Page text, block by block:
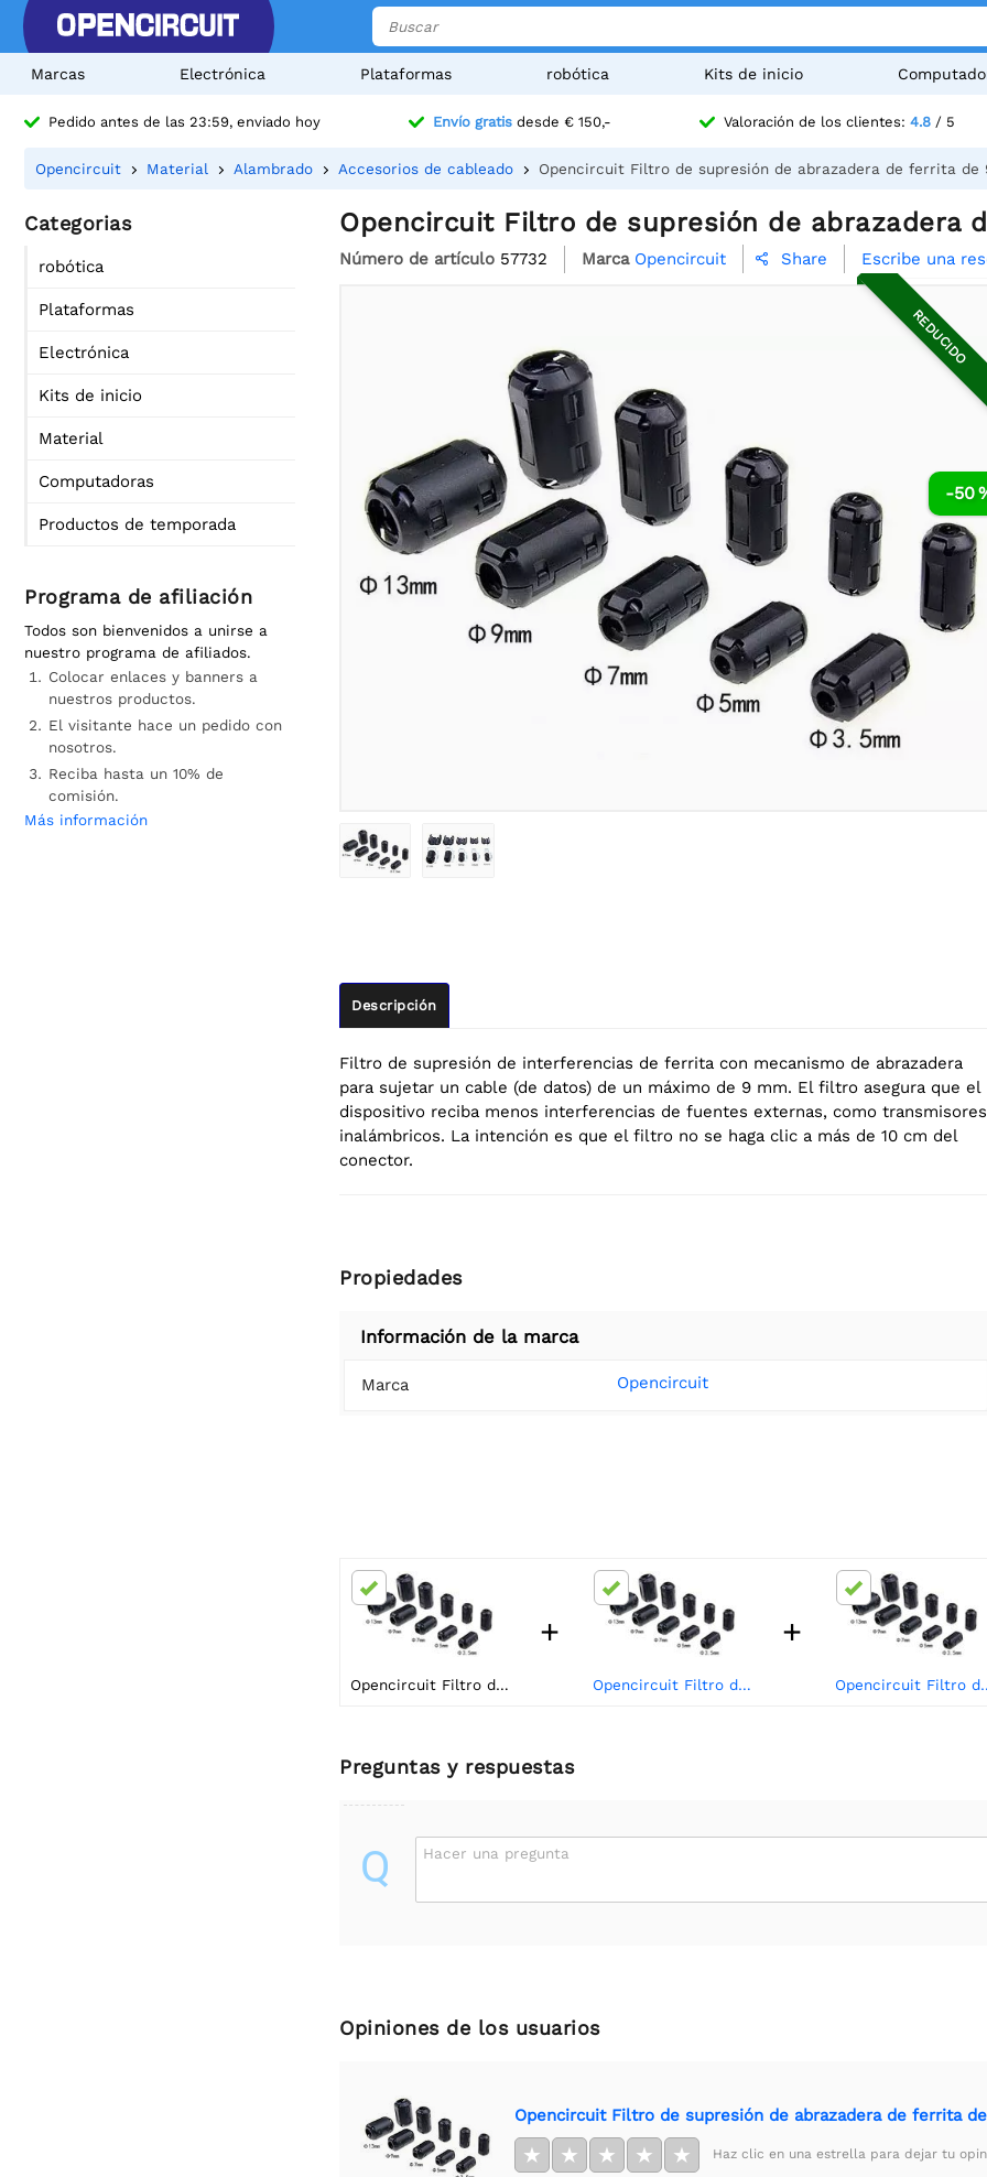
Marcas Electrónica Plataformas robótica Kits de inicio
Pedido antes de las 23:59, enviado hoy Envío gratisdesde € 150,- Valoración de los clientes: 4.8/ 5
Opencircuit Material Alambrado Accesorios de cableado Opencircuit Filtro de supresión de abrazadera de ferrita de
Categorias
robótica
Plataformas
Electrónica
Kits de inicio
Material
Computadoras
Productos de temporada
Programa de afiliación
Todos son bienvenidos a unirse a
nuestro programa de afiliados.
Colocar enlaces y banners a
nuestros productos.
El visitante hace un pedido con
nosotros.
Reciba hasta un 10% de
comisión.
Más información
Opencircuit Filtro de supresión de abrazadera
Número de artículo 57732 Marca Opencircuit  Share Escribe una
-50
REDUCIDO
Descripción
Filtro de supresión de interferencias de ferrita con mecanismo de abrazadera
para sujetar un cable (de datos) de un máximo de 9 mm. El filtro asegura que el
dispositivo reciba menos interferencias de fuentes externas, como transmisores
inalámbricos. La intención es que el filtro no se haga clic a más de 10 cm del
conector.
Propiedades
Información de la marca
Marca Opencircuit
Opencircuit Filtro de supresión de abrazadera de ferrita de 9 mm
+
Opencircuit Filtro de supresión de abrazadera de ferrita de 7 mm
+
Opencircuit Filtro
Preguntas y respuestas
Q Hacer una pregunta
Opiniones de los usuarios
Opencircuit Filtro de supresión de abrazadera de ferrita
★ ★ ★ ★ ★ Haz clic en una estrella para dejar tu